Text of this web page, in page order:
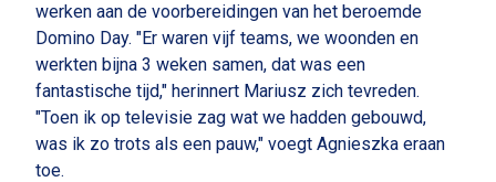
werken aan de voorbereidingen van het beroemde
Domino Day. "Er waren vijf teams, we woonden en
werkten bijna 3 weken samen, dat was een
fantastische tijd," herinnert Mariusz zich tevreden.
"Toen ik op televisie zag wat we hadden gebouwd,
was ik zo trots als een pauw," voegt Agnieszka eraan
toe.